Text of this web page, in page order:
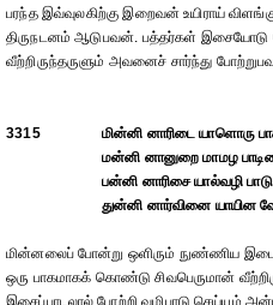
பரந்த இவ்வுலகிற்கு இறைவன் உயிராய்
திருநடனம் ஆடுபவன். பத்தர்கள் இசையோடு
வீற்றிருந்தருளும் அவனைச் சார்ந்து
3315
மின்னி னாரிடை யாளொரு
மன்னி னானுறை மாமழ
பன்னி னாரிசை யால்வழி
துன்னி னார்வினை யாயின
மின்னலைப் போன்று ஒளிரும் நுண்ணிய
ஒரு பாகமாகக் கொண்டு சிவபெருமான்
இசைப்பாடலால் போற்றி வழிபாடு செய்யும்